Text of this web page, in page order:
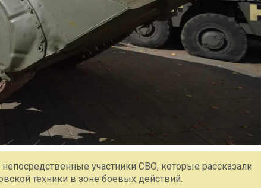
участники СВО, которые рассказали
техники в зоне боевых действий.